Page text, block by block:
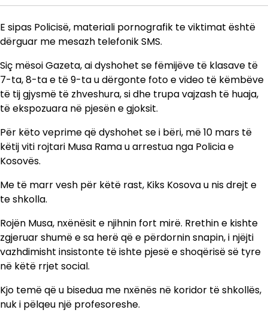
E sipas Policisë, materiali pornografik te viktimat është
dërguar me mesazh telefonik SMS.
Siç mësoi Gazeta, ai dyshohet se fëmijëve të klasave të
7-ta, 8-ta e të 9-ta u dërgonte foto e video të këmbëve
të tij gjysmë të zhveshura, si dhe trupa vajzash të huaja,
të ekspozuara në pjesën e gjoksit.
Për këto veprime që dyshohet se i bëri, më 10 mars të
këtij viti rojtari Musa Rama u arrestua nga Policia e
Kosovës.
Me të marr vesh për këtë rast, Kiks Kosova u nis drejt e
te shkolla.
Rojën Musa, nxënësit e njihnin fort mirë. Rrethin e kishte
zgjeruar shumë e sa herë që e përdornin snapin, i njëjti
vazhdimisht insistonte të ishte pjesë e shoqërisë së tyre
në këtë rrjet social.
Kjo temë që u bisedua me nxënës në koridor të shkollës,
nuk i pëlqeu një profesoreshe.